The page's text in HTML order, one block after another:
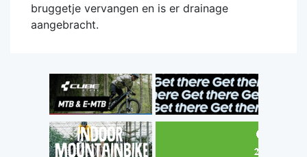
bruggetje vervangen en is er drainage
aangebracht.